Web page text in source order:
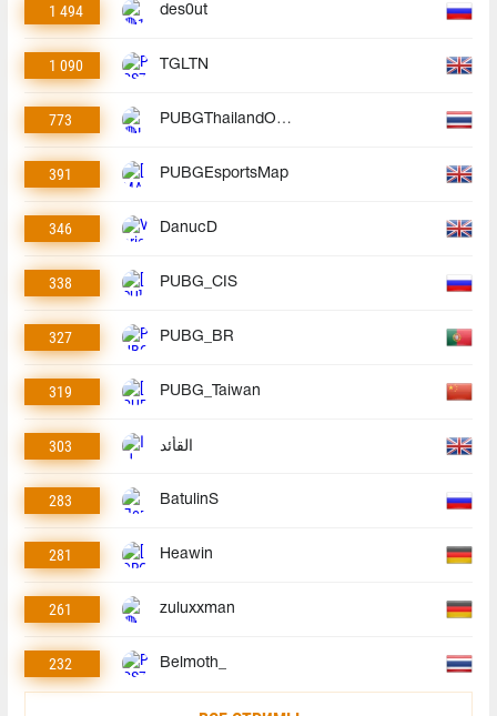
1 494 des0ut
1 090 TGLTN
773 PUBGThailandOfficial
391 PUBGEsportsMap
346 DanucD
338 PUBG_CIS
327 PUBG_BR
319 PUBG_Taiwan
303 القأئد
283 BatulinS
281 Heawin
261 zuluxxman
232 Belmoth_